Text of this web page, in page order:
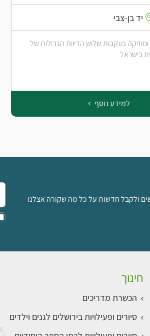
יד בן-צבי
בעקבות שלוש הדיוות הגדולות של
בישראל
למידע נוסף
ולקבל חדשות על כל מה שקורה אצלנו
חינוך
הכשרת מדריכים
סיורים ופעילויות בירושלים לגנים וילדים